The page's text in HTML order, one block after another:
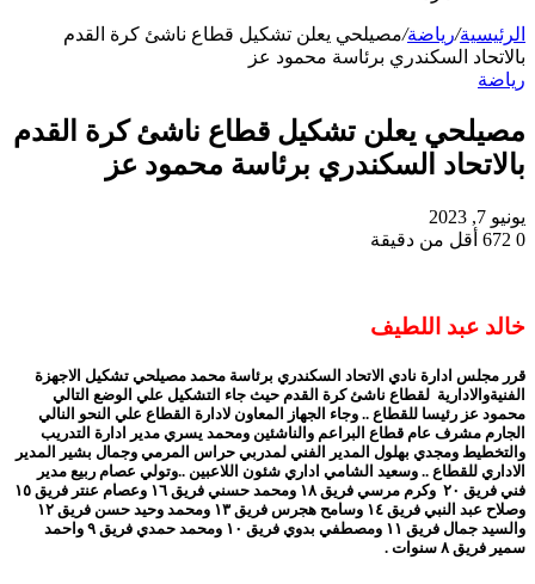
الرئيسية/رياضة/مصيلحي يعلن تشكيل قطاع ناشئ كرة القدم
بالاتحاد السكندري برئاسة محمود عز
رياضة
مصيلحي يعلن تشكيل قطاع ناشئ كرة القدم
بالاتحاد السكندري برئاسة محمود عز
يونيو 7, 2023
0
أقل من دقيقة
خالد عبد اللطيف
قرر مجلس ادارة نادي الاتحاد السكندري برئاسة محمد مصيلحي تشكيل الاجهزة
الفنيةوالادارية لقطاع ناشئ كرة القدم حيث جاء التشكيل علي الوضع التالي
محمود عز رئيسا للقطاع .. وجاء الجهاز المعاون لادارة القطاع علي النحو النالي
الجارم مشرف عام قطاع البراعم والناشئين ومحمد يسري مدير ادارة التدريب
والتخطيط ومجدي بهلول المدير الفني لمدربي حراس المرمي وجمال بشير المدير
الاداري للقطاع .. وسعيد الشامي اداري شئون اللاعبين ..وتولي عصام ربيع مدير
فني فريق ٢٠ وكرم مرسي فريق ١٨ ومحمد حسني فريق ١٦ وعصام عنتر فريق ١٥
وصلاح عبد النبي فريق ١٤ وسامح هجرس فريق ١٣ ومحمد وحيد حسن فريق ١٢
والسيد جمال فريق ١١ ومصطفي بدوي فريق ١٠ ومحمد حمدي فريق ٩ واحمد
سمير فريق ٨ سنوات .